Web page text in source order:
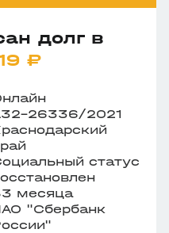
долг в
₽
26336/2021
статус
месяца
"Сбербанк